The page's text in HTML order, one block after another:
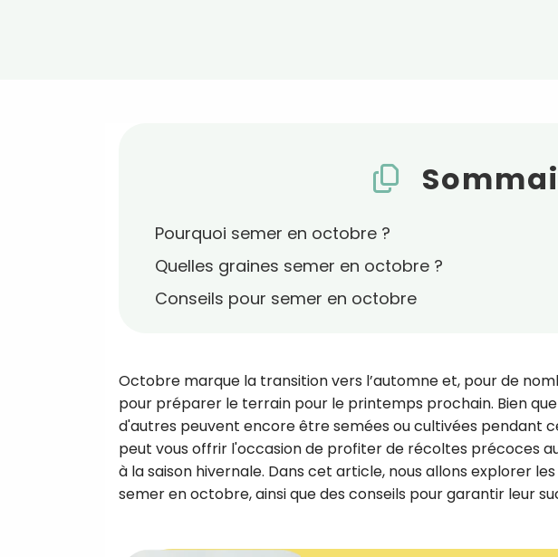
Pourquoi semer en octobre ?
Quelles graines semer en octobre ?
Conseils pour semer en octobre
Octobre marque la transition vers l’automne et, pour de
pour préparer le terrain pour le printemps prochain. Bien
d'autres peuvent encore être semées ou cultivées pendant
peut vous offrir l'occasion de profiter de récoltes précoces
à la saison hivernale. Dans cet article, nous allons explorer
semer en octobre, ainsi que des conseils pour garantir leur